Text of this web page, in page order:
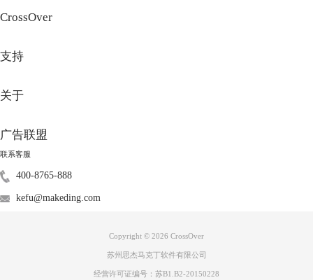
CrossOver
支持
关于
广告联盟
联系客服
400-8765-888
kefu@makeding.com
Copyright © 2026 CrossOver
苏州思杰马克丁软件有限公司
经营许可证编号：苏B1.B2-20150228